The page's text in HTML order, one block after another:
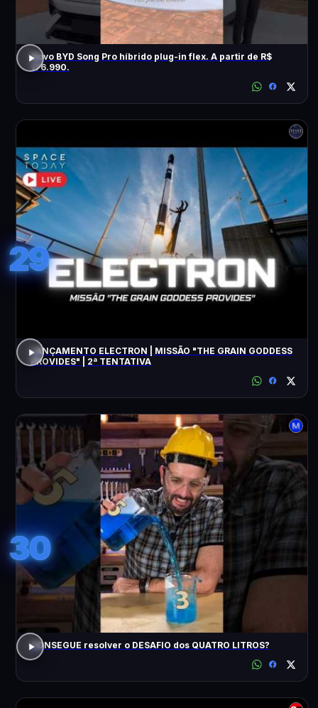
Novo BYD Song Pro híbrido plug-in flex. A partir de R$
176.990.
29
LANÇAMENTO ELECTRON | MISSÃO "THE GRAIN GODDESS
PROVIDES" | 2ª TENTATIVA
30
CONSEGUE resolver o DESAFIO dos QUATRO LITROS?